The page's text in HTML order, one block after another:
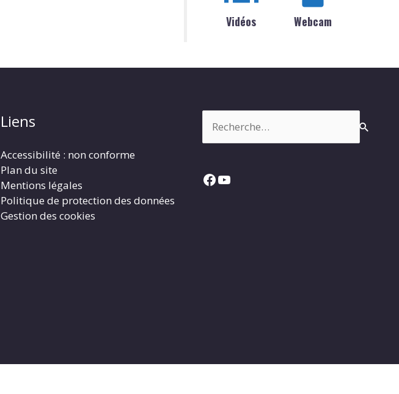
Vidéos Webcam
Liens
Accessibilité : non conforme
Plan du site
Mentions légales
Politique de protection des données
Gestion des cookies
Facebook
YouTube